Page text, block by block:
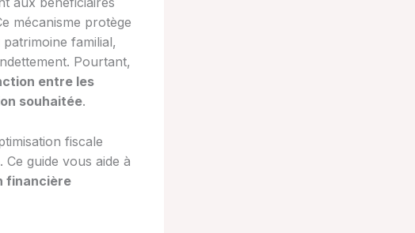
mécanisme protège
familial,
Pourtant,
entre les
souhaitée.
fiscale
guide vous aide à
financière